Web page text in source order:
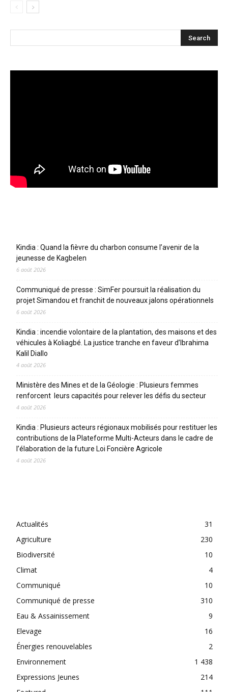
Kindia : Quand la fièvre du charbon consume l’avenir de la
jeunesse de Kagbelen
6 août 2026
Communiqué de presse : SimFer poursuit la réalisation du
projet Simandou et franchit de nouveaux jalons opérationnels
6 août 2026
Kindia : incendie volontaire de la plantation, des maisons et des
véhicules à Koliagbé. La justice tranche en faveur d’Ibrahima
Kalil Diallo
4 août 2026
Ministère des Mines et de la Géologie : Plusieurs femmes
renforcent leurs capacités pour relever les défis du secteur
4 août 2026
Kindia : Plusieurs acteurs régionaux mobilisés pour restituer les
contributions de la Plateforme Multi-Acteurs dans le cadre de
l’élaboration de la future Loi Foncière Agricole
4 août 2026
Actualités
31
Agriculture
230
Biodiversité
10
Climat
4
Communiqué
10
Communiqué de presse
310
Eau & Assainissement
9
Elevage
16
Énergies renouvelables
2
Environnement
1 438
Expressions Jeunes
214